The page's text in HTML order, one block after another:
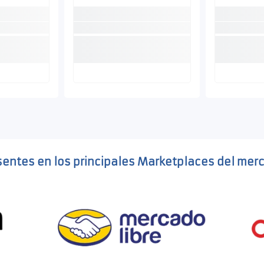
en los principales Marketplaces del